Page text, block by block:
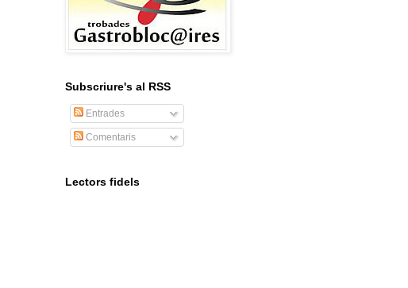
Subscriure's al RSS
Entrades
Comentaris
Lectors fidels